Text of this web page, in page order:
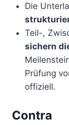
Die
Teil-,
sichern
Prüfung
offiziell.
Contra